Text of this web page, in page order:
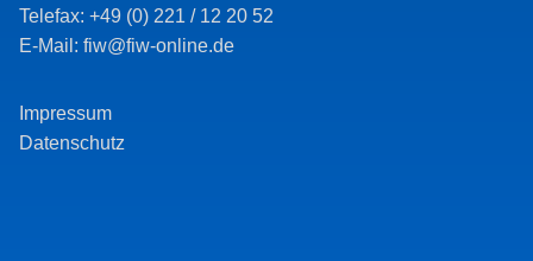
Telefax: +49 (0) 221 / 12 20 52
E-Mail: fiw@fiw-online.de
Impressum
Datenschutz